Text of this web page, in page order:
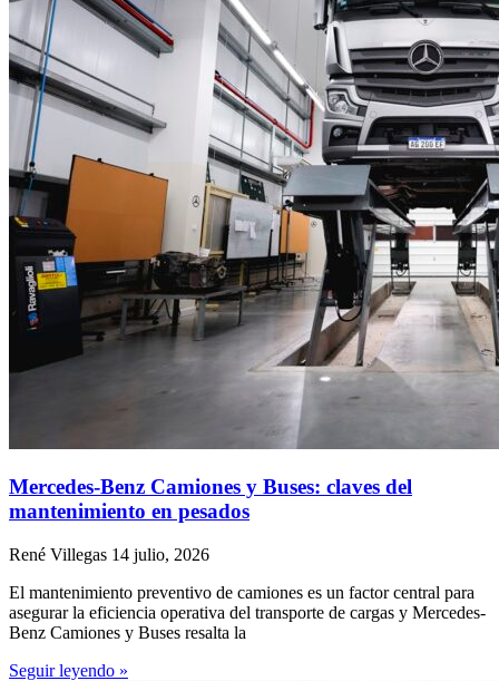
Mercedes-Benz Camiones y Buses: claves del
mantenimiento en pesados
René Villegas 14 julio, 2026
El mantenimiento preventivo de camiones es un factor central para
asegurar la eficiencia operativa del transporte de cargas y Mercedes-
Benz Camiones y Buses resalta la
Seguir leyendo »